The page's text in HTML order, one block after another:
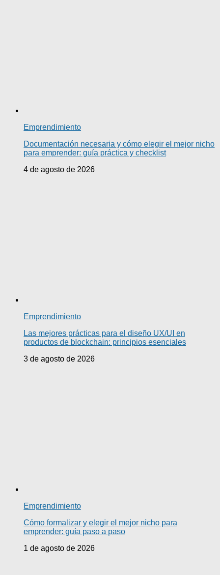
Emprendimiento
Documentación necesaria y cómo elegir el mejor nicho
para emprender: guía práctica y checklist
4 de agosto de 2026
Emprendimiento
Las mejores prácticas para el diseño UX/UI en
productos de blockchain: principios esenciales
3 de agosto de 2026
Emprendimiento
Cómo formalizar y elegir el mejor nicho para
emprender: guía paso a paso
1 de agosto de 2026